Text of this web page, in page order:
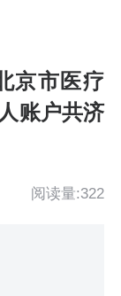
京市医疗
账户共济
阅读量:322